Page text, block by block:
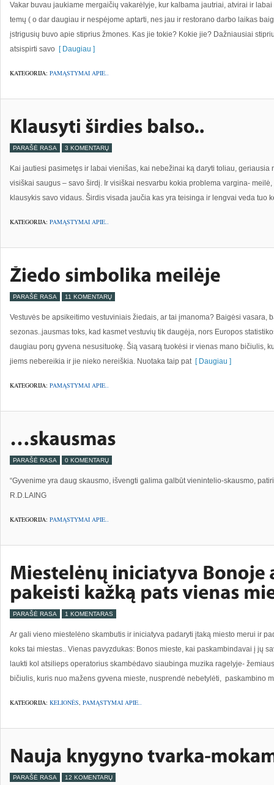
Vakar buvau jaukiame mergaičių vakarėlyje, kur kalbama jautriai, atvirai ir
temų ( o dar daugiau ir nespėjome aptarti, nes jau ir restorano darbo laikas
įstrigusių buvo apie stiprius žmones. Kas jie tokie? Kokie jie? Dažniausiai
atsispirti savo [ Daugiau ]
KATEGORIJA: PAMĄSTYMAI APIE..
PARAŠĖ RASA 3 KOMENTARŲ
Kai jautiesi pasimetęs ir labai vienišas, kai nebežinai ką daryti toliau, geriausia
visiškai saugus – savo širdį. Ir visiškai nesvarbu kokia problema vargina-
klausykis savo vidaus. Širdis visada jaučia kas yra teisinga ir lengvai veda tuo
KATEGORIJA: PAMĄSTYMAI APIE..
PARAŠĖ RASA 11 KOMENTARŲ
Vestuvės be apsikeitimo vestuviniais žiedais, ar tai įmanoma? Baigėsi vasara,
sezonas..jausmas toks, kad kasmet vestuvių tik daugėja, nors Europos
daugiau porų gyvena nesusituokę. Šią vasarą tuokėsi ir vienas mano bičiulis,
jiems nebereikia ir jie nieko nereiškia. Nuotaka taip pat[ Daugiau ]
KATEGORIJA: PAMĄSTYMAI APIE..
PARAŠĖ RASA 0 KOMENTARŲ
“Gyvenime yra daug skausmo, išvengti galima galbūt vienintelio-skausmo,
R.D.LAING
KATEGORIJA: PAMĄSTYMAI APIE..
PARAŠĖ RASA 1 KOMENTARAS
Ar gali vieno miestelėno skambutis ir iniciatyva padaryti įtaką miesto merui ir
koks tai miestas.. Vienas pavyzdukas: Bonos mieste, kai paskambindavai į jų
laukti kol atsilieps operatorius skambėdavo siaubinga muzika ragelyje-
bičiulis, kuris nuo mažens gyvena mieste, nusprendė nebetylėti, paskambino
KATEGORIJA: KELIONĖS, PAMĄSTYMAI APIE..
PARAŠĖ RASA 12 KOMENTARŲ